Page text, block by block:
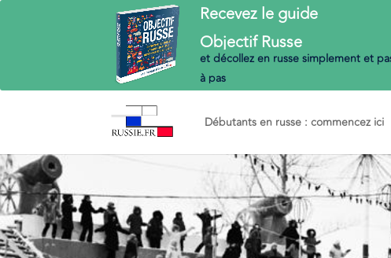
Débutants en russe : commencez ici
Recevez le guide
ObjectifRusse
et décollez en russesimplement et
à pas